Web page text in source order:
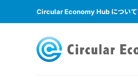
Circular Economy Hub について